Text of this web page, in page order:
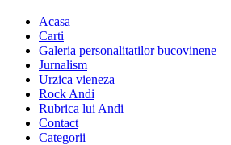
Acasa
Carti
Galeria personalitatilor bucovinene
Jurnalism
Urzica vieneza
Rock Andi
Rubrica lui Andi
Contact
Categorii